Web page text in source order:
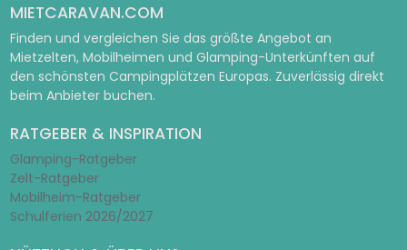
MIETCARAVAN.COM
Finden und vergleichen Sie das größte Angebot an
Mietzelten, Mobilheimen und Glamping-Unterkünften auf
den schönsten Campingplätzen Europas. Zuverlässig direkt
beim Anbieter buchen.
RATGEBER & INSPIRATION
Glamping-Ratgeber
Zelt-Ratgeber
Mobilheim-Ratgeber
Schulferien 2026/2027